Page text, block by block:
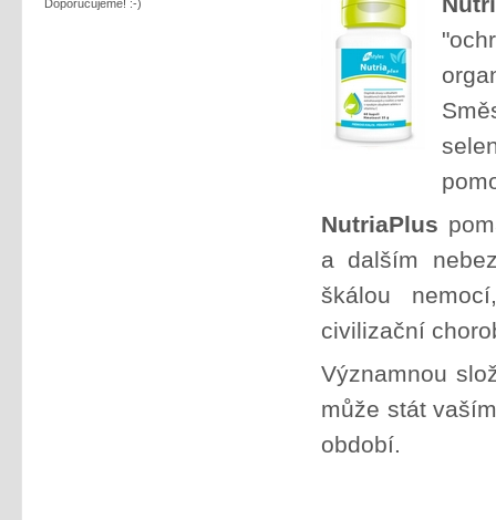
Doporučujeme! :-)
NutriaPlus
a dalším
škálou
civilizační
Významnou
může stát
období.